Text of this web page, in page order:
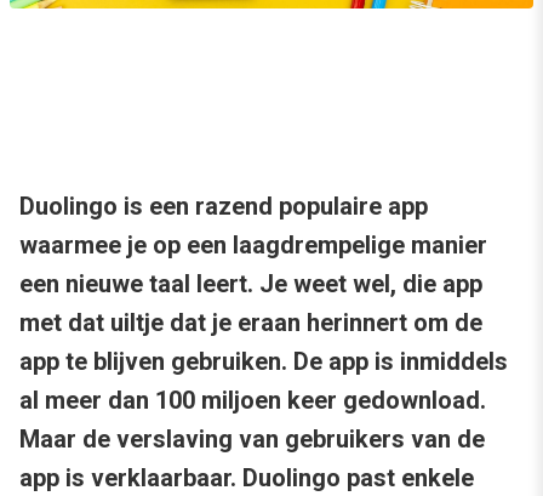
Duolingo is een razend populaire app
waarmee je op een laagdrempelige manier
een nieuwe taal leert. Je weet wel, die app
met dat uiltje dat je eraan herinnert om de
app te blijven gebruiken. De app is inmiddels
al meer dan 100 miljoen keer gedownload.
Maar de verslaving van gebruikers van de
app is verklaarbaar. Duolingo past enkele